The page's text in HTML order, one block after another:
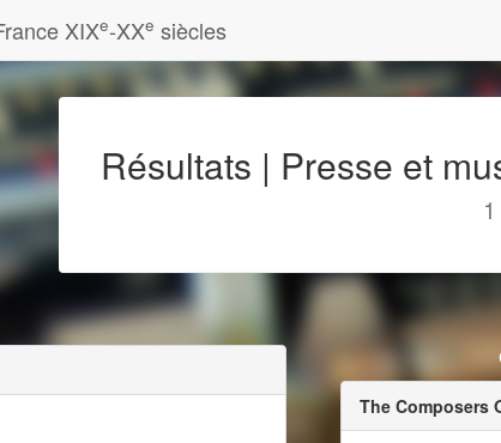
XIXe-XXe siècles
Résultats | Presse et
The Composers